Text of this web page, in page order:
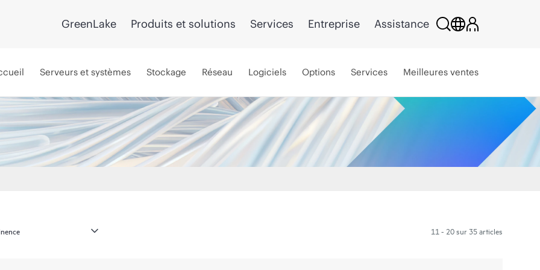
GreenLake Produits et solutions Services Entreprise Assistance
Serveurs et systèmes Stockage Réseau Logiciels Options Services Meilleures ventes
11 - 20 sur 35 articles